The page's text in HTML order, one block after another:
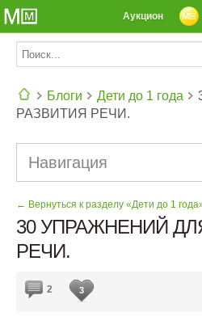
Аукцион
Блоги Дети до 1 года
РАЗВИТИЯ РЕЧИ.
Навигация
← Вернуться к разделу «Дети до 1
30 УПРАЖНЕНИЙ
РЕЧИ.
2 3